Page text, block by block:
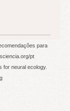
para
pt
for neural ecology.